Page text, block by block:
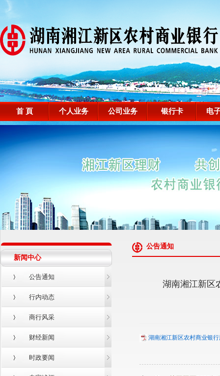
首 頁 个人业务 公司业务 银行卡 电
新闻中心
公告通知
行内动态
商行风采
财经新闻
时政要闻
公告通知
湖南湘江新区
湖南湘江新区农村商业银